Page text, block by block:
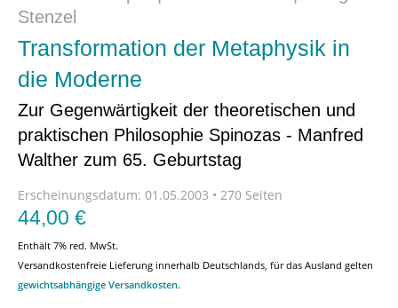
Stenzel
Transformation der Metaphysik in
die Moderne
Zur Gegenwärtigkeit der theoretischen und
praktischen Philosophie Spinozas - Manfred
Walther zum 65. Geburtstag
Erscheinungsdatum: 01.05.2003 • 270 Seiten
44,00 €
Enthält 7% red. MwSt.
Versandkostenfreie Lieferung innerhalb Deutschlands, für das Ausland gelten
gewichtsabhängige Versandkosten.